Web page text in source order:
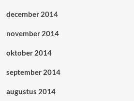
december 2014
november 2014
oktober 2014
september 2014
augustus 2014